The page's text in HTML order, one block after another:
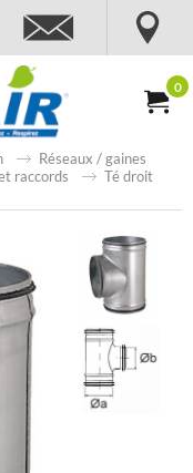
0
Réseaux / gaines
raccords
Té droit